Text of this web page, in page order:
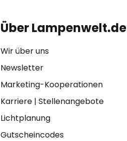
Über Lampenwelt.de
Wir über uns
Newsletter
Marketing-Kooperationen
Karriere| Stellenangebote
Lichtplanung
Gutscheincodes